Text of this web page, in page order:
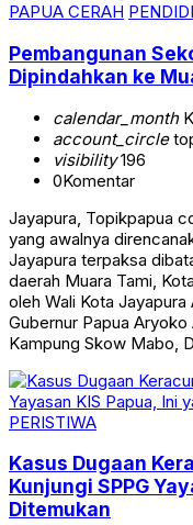
PAPUA CERAH
Pembangunan
Dipindahkan ke
calendar_month
account_circle
visibility196
0Komentar
Jayapura, Topikpapua
yang awalnya
Jayapura terpaksa
daerah Muara Tami,
oleh Wali Kota
Gubernur Papua Aryoko
Kampung Skow Mabo,
PERISTIWA
Kasus Dugaan
Kunjungi SPPG
Ditemukan